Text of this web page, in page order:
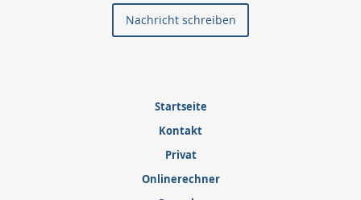
Nachricht schreiben
Startseite
Kontakt
Privat
Onlinerechner